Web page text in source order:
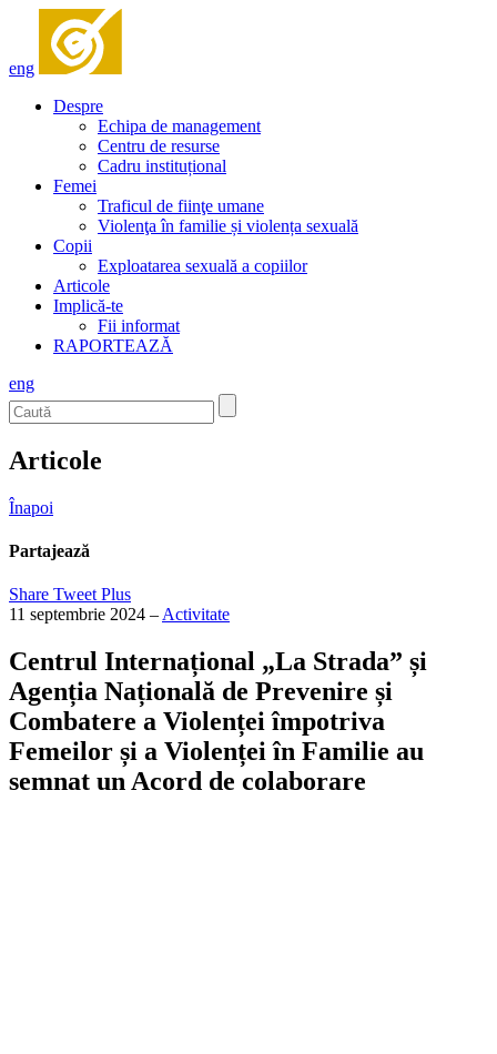
eng
Despre
Echipa de management
Centru de resurse
Cadru instituțional
Femei
Traficul de fiinţe umane
Violenţa în familie și violența sexuală
Copii
Exploatarea sexuală a copiilor
Articole
Implică-te
Fii informat
RAPORTEAZĂ
eng
Articole
Înapoi
Partajează
Share Tweet Plus
11 septembrie 2024 – Activitate
Centrul Internațional „La Strada” și
Agenția Națională de Prevenire și
Combatere a Violenței împotriva
Femeilor și a Violenței în Familie au
semnat un Acord de colaborare